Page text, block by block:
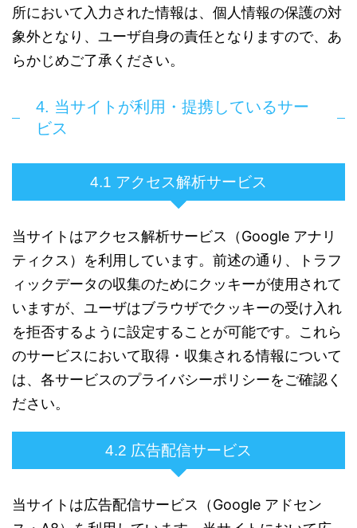
所において入力された情報は、個人情報の保護の対
象外となり、ユーザ自身の責任となりますので、あ
らかじめご了承ください。
4. 当サイトが利用・提携しているサー
ビス
4.1 アクセス解析サービス
当サイトはアクセス解析サービス（Google アナリ
ティクス）を利用しています。前述の通り、トラフ
ィックデータの収集のためにクッキーが使用されて
いますが、ユーザはブラウザでクッキーの受け入れ
を拒否するように設定することが可能です。これら
のサービスにおいて取得・収集される情報について
は、各サービスのプライバシーポリシーをご確認く
ださい。
4.2 広告配信サービス
当サイトは広告配信サービス（Google アドセン